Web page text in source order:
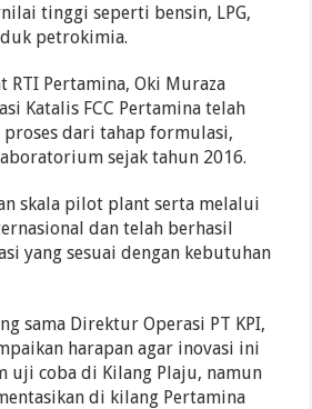
tinggi seperti bensin, LPG,
petrokimia.
RTI Pertamina, Oki Muraza
Katalis FCC Pertamina telah
dari tahap formulasi,
sejak tahun 2016.
skala pilot plant serta melalui
dan telah berhasil
yang sesuai dengan kebutuhan
sama Direktur Operasi PT KPI,
harapan agar inovasi ini
uji coba di Kilang Plaju, namun
di kilang Pertamina